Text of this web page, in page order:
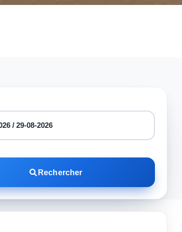
Rechercher